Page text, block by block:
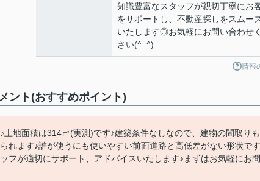
知識豊富なスタッフが親切丁寧にお
をサポートし、不動産探しをスムー
いたします◎お気軽にお問い合わせ
さい(^_^)
情報
ント(おすすめポイント)
地面積は314㎡(実測)です♪建築条件なしなので、建物の間取りも
れます♪誰が使うにも使いやすい前面道路と高低差がない形状で
フが適切にサポート、アドバイスいたします♪まずはお気軽にお問